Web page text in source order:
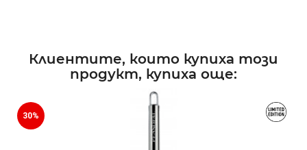
Клиентите, които купиха този
продукт, купиха още:
30%